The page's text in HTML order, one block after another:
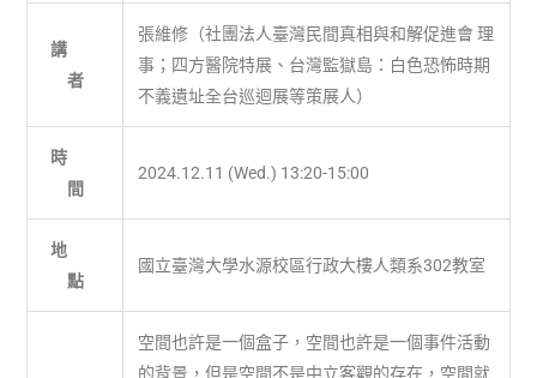
講
者
張維修（社團法人臺灣民間真相與和解促進會 理
事；四方醫院特展、台灣監獄島：白色恐怖時期
不義遺址全台巡迴展等策展人）
時
間
2024.12.11 (Wed.) 13:20-15:00
地
點
國立臺灣大學水源校區行政大樓人類系302教室
空間也許是一個盒子，空間也許是一個事件活動
的背景，但是空間不是中立客觀的存在，空間就